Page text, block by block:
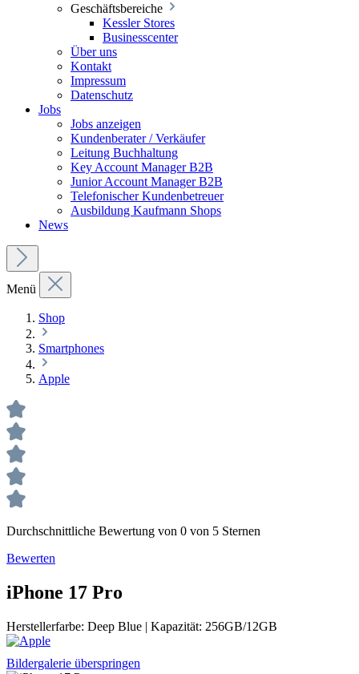
Geschäftsbereiche
Kessler Stores
Businesscenter
Über uns
Kontakt
Impressum
Datenschutz
Jobs
Jobs anzeigen
Kundenberater / Verkäufer
Leitung Buchhaltung
Key Account Manager B2B
Junior Account Manager B2B
Telefonischer Kundenbetreuer
Ausbildung Kaufmann Shops
News
Menü
Shop
Smartphones
Apple
Durchschnittliche Bewertung von 0 von 5 Sternen
Bewerten
iPhone 17 Pro
Herstellerfarbe: Deep Blue | Kapazität: 256GB/12GB
Bildergalerie überspringen